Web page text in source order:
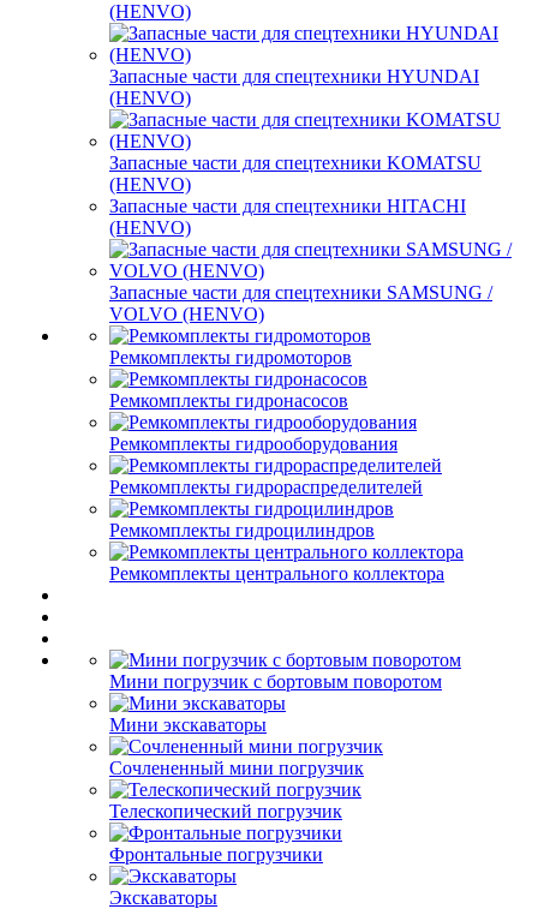
(HENVO)
Запасные части для спецтехники HYUNDAI
(HENVO)
Запасные части для спецтехники KOMATSU
(HENVO)
Запасные части для спецтехники HITACHI
(HENVO)
Запасные части для спецтехники SAMSUNG /
VOLVO (HENVO)
Ремкомплекты гидромоторов
Ремкомплекты гидронасосов
Ремкомплекты гидрооборудования
Ремкомплекты гидрораспределителей
Ремкомплекты гидроцилиндров
Ремкомплекты центрального коллектора
Мини погрузчик с бортовым поворотом
Мини экскаваторы
Сочлененный мини погрузчик
Телескопический погрузчик
Фронтальные погрузчики
Экскаваторы